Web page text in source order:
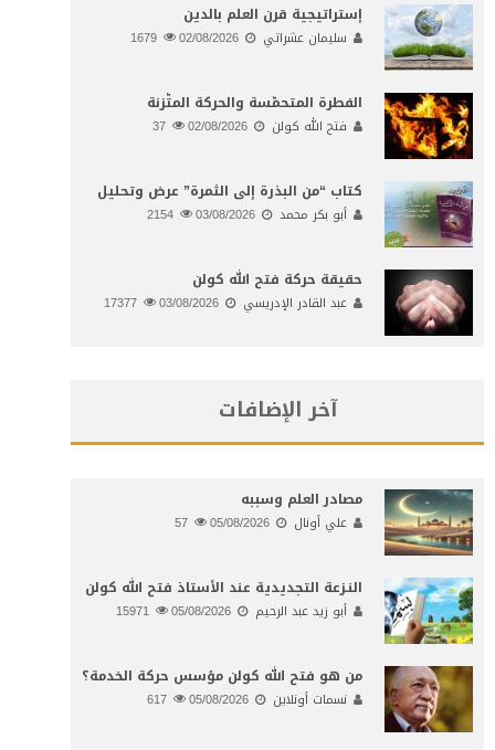
إستراتيجية قرن العلم بالدين
سليمان عشراتي 02/08/2026
الفطرة المتحمّسة والحركة المتّزنة
فتح الله كولن 02/08/2026
كتاب “من البذرة إلى الثمرة” عرض وتحليل
أبو بكر محمد 03/08/2026
حقيقة حركة فتح الله كولن
عبد القادر الإدريسي 03/08/2026
آخر الإضافات
مصادر العلم وسببه
علي أونال 05/08/2026
النـزعة التجديدية عند الأستاذ فتح الله كولن
أبو زيد عبد الرحيم 05/08/2026
من هو فتح الله كولن مؤسس حركة الخدمة؟
نسمات أونلاين 05/08/2026